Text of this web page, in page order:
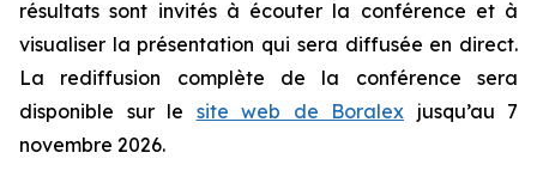
résultats sont invités à écouter la conférence et à
visualiser la présentation qui sera diffusée en direct.
La rediffusion complète de la conférence sera
disponible sur le site web de Boralex jusqu’au 7
novembre 2026.